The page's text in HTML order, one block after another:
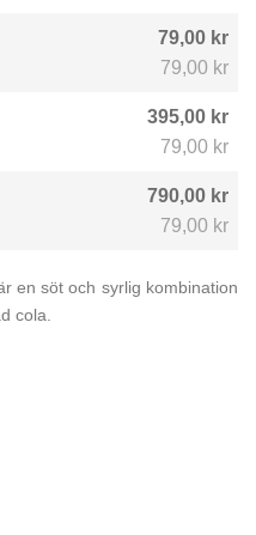
79,00 kr
79,00 kr
395,00 kr
79,00 kr
790,00 kr
79,00 kr
en söt och syrlig kombination
cola.